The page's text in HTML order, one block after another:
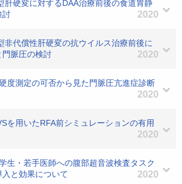
肝硬変に対するDAA治療前後の食道胃静
討
2020
非代償性肝硬変の抗ウイルス治療前後に
門脈圧の検討
2020
度測定の可否から見た門脈圧亢進症診断
2020
を用いたRFA前シミュレーションの有用
2020
生・若手医師への腹部超音波検査タスク
入と効果について
2020